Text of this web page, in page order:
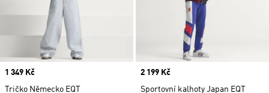
Price
1 349 Kč
Tričko Německo EQT
Price
2 199 Kč
Sportovní kalhoty Japan EQT